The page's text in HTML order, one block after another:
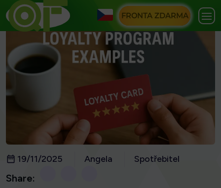
FRONTA ZDARMA
19/11/2025 Angela Spotřebitel
Share: